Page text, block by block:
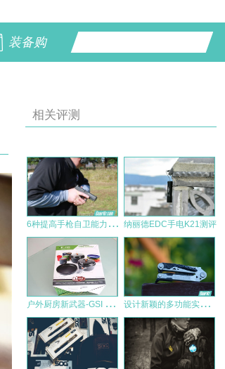
装备购
相关评测
6
种提高手枪自卫能力的训练方法 纳丽德EDC手电K21测评
户
外厨房新武器-GSI nform Camping Cooksystem 设
计新颖的多功能实用帮手 — 戈博Gerber多功能甩钳30-001194简评